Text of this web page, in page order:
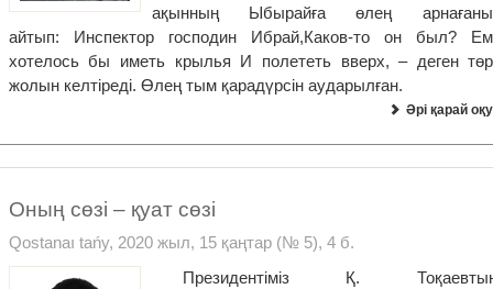
ақынның Ыбырайға өлең
айтып: Инспектор господин Ибрай,Каков-то он был?
хотелось бы иметь крылья И полететь вверх, – деген
жолын келтіреді. Өлең тым қарадүрсін аударылған.
Әрі қарай оқу
Оның сөзі – қуат сөзі
Qostanaı tańy, 2020 жыл, 15 қаңтар (№ 5), 4 б.
Президентіміз Қ.